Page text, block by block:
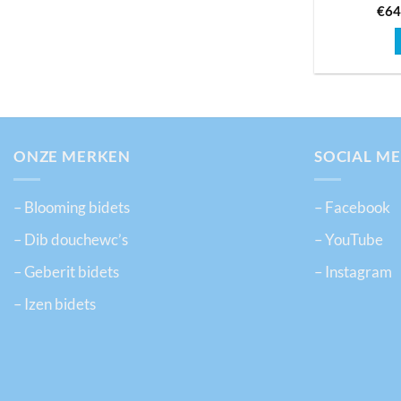
€
ONZE MERKEN
– Blooming bidets
– Dib douchewc’s
– Geberit bidets
– Izen bidets
SOCIAL
– Facebook
– YouTube
– Instagram